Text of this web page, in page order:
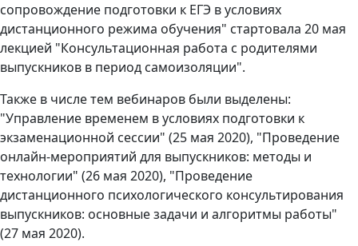
сопровождение подготовки к ЕГЭ в условиях
дистанционного режима обучения" стартовала 20 мая
лекцией "Консультационная работа с родителями
выпускников в период самоизоляции".
Также в числе тем вебинаров были выделены:
"Управление временем в условиях подготовки к
экзаменационной сессии" (25 мая 2020), "Проведение
онлайн-мероприятий для выпускников: методы и
технологии" (26 мая 2020), "Проведение
дистанционного психологического консультирования
выпускников: основные задачи и алгоритмы работы"
(27 мая 2020).